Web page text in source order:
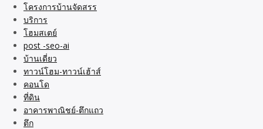
โครงการบ้านจัดสรร
บริการ
โฮมสเตย์
post -seo-ai
บ้านเดี่ยว
ทาวน์โฮม-ทาวน์เฮ้าส์
คอนโด
ที่ดิน
อาคารพาณิชย์-ตึกแถว
ตึก